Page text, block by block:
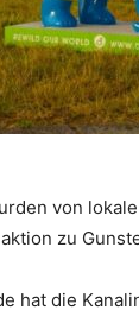
von
zu
hat die